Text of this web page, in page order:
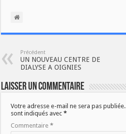
Précédent
UN NOUVEAU CENTRE DE
DIALYSE A OIGNIES
Laisser un commentaire
Votre adresse e-mail ne sera pas publiée.
sont indiqués avec*
Commentaire*